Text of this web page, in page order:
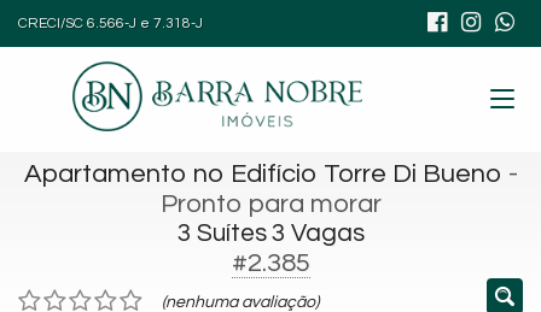
CRECI/SC 6.566-J e 7.318-J
Apartamento no Edifício Torre Di Bueno -
Pronto para morar
3 Suítes 3 Vagas
#2.385
(nenhuma avaliação)